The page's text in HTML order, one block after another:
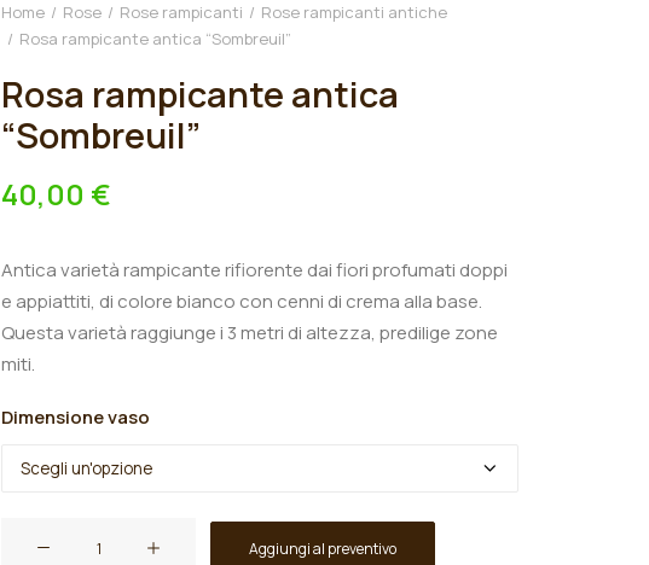
Home Rose Rose rampicanti
Rose rampicanti antiche
Rosa rampicante antica “Sombreuil”
Rosa rampicante antica
“Sombreuil”
40,00 €
Antica varietà rampicante rifiorente dai fiori profumati doppi
e appiattiti, di colore bianco con cenni di crema alla base.
Questa varietà raggiunge i 3 metri di altezza, predilige zone
miti.
Dimensione vaso
Aggiungi al preventivo